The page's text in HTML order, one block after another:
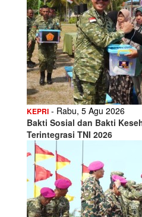
KEPRI - Rabu, 5 Agu 2026
Bakti Sosial dan Bakti
Terintegrasi TNI 2026